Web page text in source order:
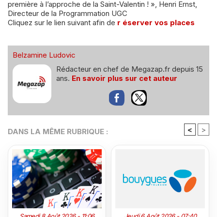
première à l’approche de la Saint-Valentin ! », Henri Ernst,
Directeur de la Programmation UGC
Cliquez sur le lien suivant afin de r éserver vos places
Belzamine Ludovic
Rédacteur en chef de Megazap.fr depuis 15
ans. En savoir plus sur cet auteur
DANS LA MÊME RUBRIQUE : < >